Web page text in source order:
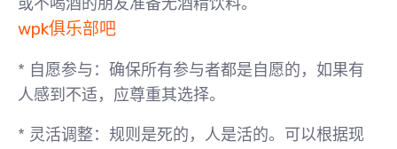
wpk俱乐部吧
* 自愿参与 ：确保所有参与者都是自愿的，如果有
人感到不适，应尊重其选择。
* 灵活调整：规则是死的，人是活的。可以根据现